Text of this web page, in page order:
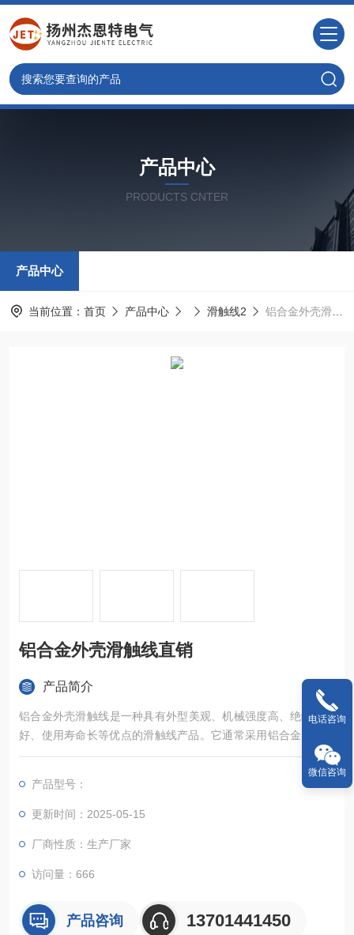
产品中心
PRODUCTS CNTER
产品中心
当前位置： 首页 产品中心 滑触线2 铝合金外壳滑触线直销
铝合金外壳滑触线直销
产品简介
铝合金外壳滑触线‌是一种具有外型美观、机械强度高、绝缘性能
好、使用寿命长等优点的滑触线产品。它通常采用铝合金导管作
为外壳，内部装有导电铜排和集电器，结构简洁小巧，安装维修
产品型号：
更新时间：2025-05-15
厂商性质：生产厂家
访问量：666
产品咨询 13701441450
电话咨询
微信咨询